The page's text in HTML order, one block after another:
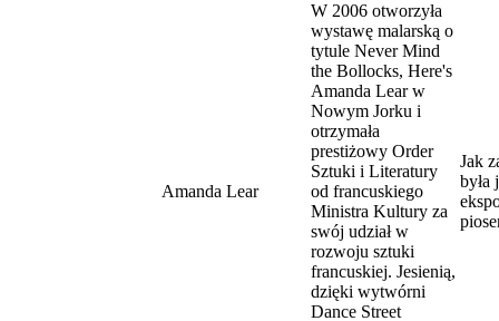
Amanda Lear
W 2006 otworzyła
wystawę malarską o
tytule Never Mind
the Bollocks, Here's
Amanda Lear w
Nowym Jorku i
otrzymała
prestiżowy Order
Sztuki i Literatury
od francuskiego
Ministra Kultury za
swój udział w
rozwoju sztuki
francuskiej. Jesienią,
dzięki wytwórni
Dance Street
Jak
była